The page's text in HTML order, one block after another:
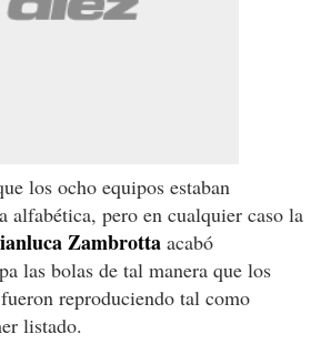
los ocho equipos estaban
alfabética, pero en cualquier caso la
Zambrotta acabó
las bolas de tal manera que los
reproduciendo tal como
listado.